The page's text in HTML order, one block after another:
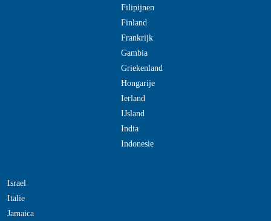
Filipijnen
Finland
Frankrijk
Gambia
Griekenland
Hongarije
Ierland
IJsland
India
Indonesie
Israel
Italie
Jamaica